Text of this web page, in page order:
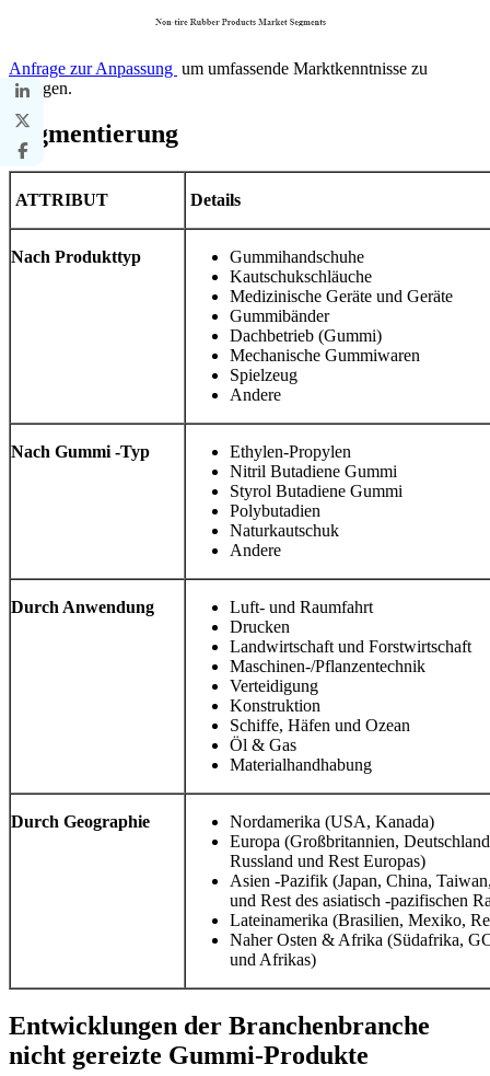
Anfrage zur Anpassung um umfassende Marktkenntnisse zu
erlangen.
Segmentierung
ATTRIBUT Details
Nach Produkttyp
Gummihandschuhe
Kautschukschläuche
Medizinische Geräte und Geräte
Gummibänder
Dachbetrieb (Gummi)
Mechanische Gummiwaren
Spielzeug
Andere
Nach Gummi -Typ
Ethylen-Propylen
Nitril Butadiene Gummi
Styrol Butadiene Gummi
Polybutadien
Naturkautschuk
Andere
Durch Anwendung
Luft- und Raumfahrt
Drucken
Landwirtschaft und Forstwirtschaft
Maschinen-/Pflanzentechnik
Verteidigung
Konstruktion
Schiffe, Häfen und Ozean
Öl & Gas
Materialhandhabung
Durch Geographie
Nordamerika (USA, Kanada)
Europa (Großbritannien,
Russland und Rest Europas)
Asien -Pazifik (Japan, China,
und Rest des asiatisch -pazifischen
Lateinamerika (Brasilien, Mexiko,
Naher Osten & Afrika (Südafrika,
und Afrikas)
Entwicklungen der Branchenbranche
nicht gereizte Gummi-Produkte